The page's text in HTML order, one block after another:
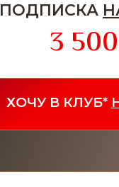
ХОЧУ В КЛУБ*
3
ПОДПИСКА